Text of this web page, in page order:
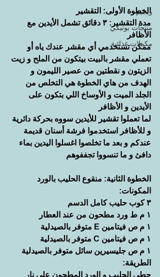
ريجيم
منتجات بوتيكي
مكملات غذائية
الخطوة الأولى: التقشير
مدة التقشير: ٣ دقائق تشمل الأيدين مع
الأظافر
ممكن تستخدمي أي مقشر عندك ياه أو
تعملي مقشر بالبيت بيتكون من الملح و زيت
الزيتون و نقطتين من عصير الليمون و
الهدف من هاي الخطوة هي التخلص من
الجلد الميت و الأوساخ اللي بتكون على
الأيدين و الأظافر
لما تعملوا تقشير للأيدين سووه بحركة دائرية
و للأظافر استخدموا فرشة أسنان قديمة
عندكم و بعد ما تخلصوا اغسلوا اليدين بماء
دافئ و ما تنسووا تجففوهم
الخطوة الثانية: منقوع الحليب بالورد
المكونات:
٣ كوب حليب كامل الدسم
١ م ط ورد مطحون من عند العطار
١ م ص فيتامين E متوفر بالصيدلية
١ م ص فيتامين C متوفر بالصيدلية
١ م ص جليسيرين سائل متوفر بالصيدلية
الطريقة:
حطي الحليب و الورد المطحون على نار